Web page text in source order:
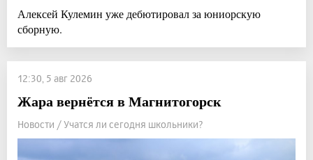
Алексей Кулемин уже дебютировал за юниорскую
сборную.
12:30, 5 авг 2026
Жара вернётся в Магнитогорск
Новости / Учатся ли сегодня школьники?